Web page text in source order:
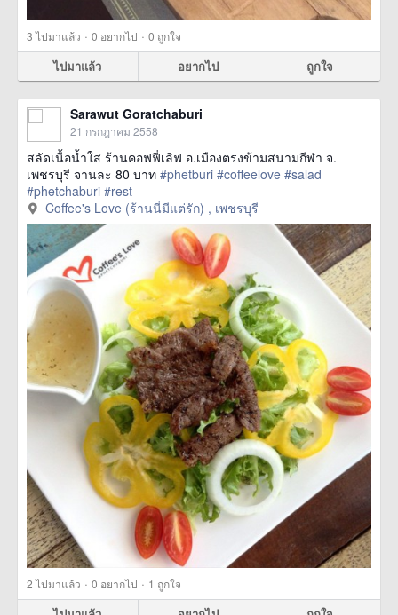
3ไปมาแล้ว · 0 อยากไป · 0 ถูกใจ
ไปมาแล้ว อยากไป ถูกใจ
Sarawut Goratchaburi
21 กรกฎาคม 2558
สลัดเนื้อน้ำใส ร้านคอฟฟี่เลิฟ อ.เมืองตรงข้ามสนามกีฬา จ.
เพชรบุรี จานละ 80 บาท #phetburi #coffeelove #salad
#phetchaburi #rest
href=https://m.thetrippacker.com/th/image/CoffeesLoveร้านนี่
มีแต่รัก/159971> more
Coffee's Love (ร้านนี่มีแต่รัก) , เพชรบุรี
2ไปมาแล้ว · 0 อยากไป · 1 ถูกใจ